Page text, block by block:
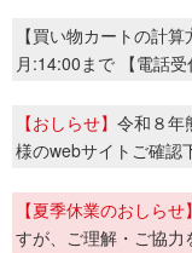
【買い物カートの計
月:14:00まで 【電話
【おしらせ】 令和８年
様のwebサイトご確認
【夏季休業のおしらせ】
すが、ご理解・ご協力